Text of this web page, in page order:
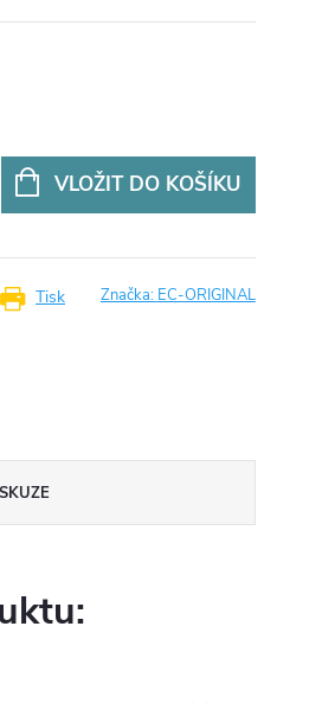
VLOŽIT DO KOŠÍKU
Tisk Značka: EC-ORIGINAL